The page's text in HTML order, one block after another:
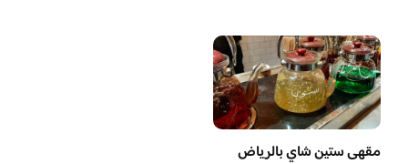
مقهى ستين شاي بالرياض